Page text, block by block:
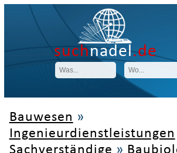
suchnadel.de
Bauwesen »
Ingenieurdienstleistungen
Sachverständige »